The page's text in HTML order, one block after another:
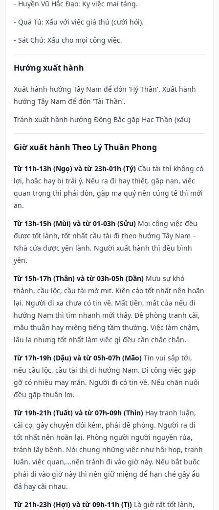
- Huyền Vũ Hắc Đạo: Kỵ việc mai táng.
- Quả Tú: Xấu với việc giá thú (cưới hỏi).
- Sát Chủ: Xấu cho mọi công việc.
Hướng xuất hành
Xuất hành hướng Tây Nam để đón 'Hỷ Thần'. Xuất hành
hướng Tây Nam để đón 'Tài Thần'.
Tránh xuất hành hướng Đông Bắc gặp Hạc Thần (xấu)
Giờ xuất hành Theo Lý Thuần Phong
Từ 11h-13h (Ngọ) và từ 23h-01h (Tý) Cầu tài thì không có
lợi, hoặc hay bị trái ý. Nếu ra đi hay thiệt, gặp nạn, việc
quan trọng thì phải đòn, gặp ma quỷ nên cúng tế thì mới
an.
Từ 13h-15h (Mùi) và từ 01-03h (Sửu) Mọi công việc đều
được tốt lành, tốt nhất cầu tài đi theo hướng Tây Nam –
Nhà cửa được yên lành. Người xuất hành thì đều bình
yên.
Từ 15h-17h (Thân) và từ 03h-05h (Dần) Mưu sự khó
thành, cầu lộc, cầu tài mờ mịt. Kiện cáo tốt nhất nên hoãn
lại. Người đi xa chưa có tin về. Mất tiền, mất của nếu đi
hướng Nam thì tìm nhanh mới thấy. Đề phòng tranh cãi,
mâu thuẫn hay miệng tiếng tầm thường. Việc làm chậm,
lâu la nhưng tốt nhất làm việc gì đều cần chắc chắn.
Từ 17h-19h (Dậu) và từ 05h-07h (Mão) Tin vui sắp tới,
nếu cầu lộc, cầu tài thì đi hướng Nam. Đi công việc gặp
gỡ có nhiều may mắn. Người đi có tin về. Nếu chăn nuôi
đều gặp thuận lợi.
Từ 19h-21h (Tuất) và từ 07h-09h (Thìn) Hay tranh luận,
cãi cọ, gây chuyện đói kém, phải đề phòng. Người ra đi
tốt nhất nên hoãn lại. Phòng người người nguyền rủa,
tránh lây bệnh. Nói chung những việc như hội họp, tranh
luận, việc quan,…nên tránh đi vào giờ này. Nếu bắt buộc
phải đi vào giờ này thì nên giữ miệng để hạn ché gây ẩu
đả hay cãi nhau.
Từ 21h-23h (Hợi) và từ 09h-11h (Tị) Là giờ rất tốt lành,